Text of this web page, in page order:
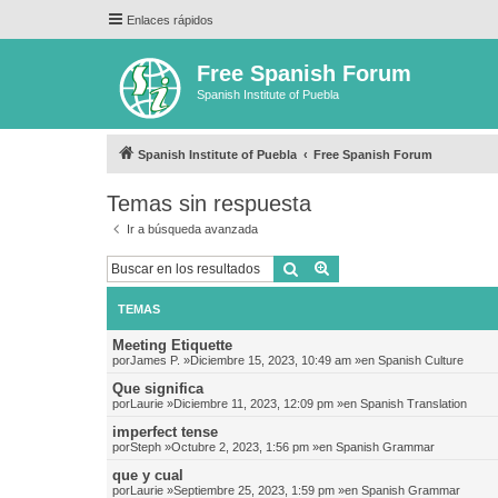
Enlaces rápidos
Free Spanish Forum
Spanish Institute of Puebla
Spanish Institute of Puebla Free Spanish Forum
Temas sin respuesta
Ir a búsqueda avanzada
Buscar
TEMAS
Meeting Etiquette
porJames P. »Diciembre 15, 2023, 10:49 am »en Spanish Culture
Que significa
porLaurie »Diciembre 11, 2023, 12:09 pm »en Spanish Translation
imperfect tense
porSteph »Octubre 2, 2023, 1:56 pm »en Spanish Grammar
que y cual
porLaurie »Septiembre 25, 2023, 1:59 pm »en Spanish Grammar